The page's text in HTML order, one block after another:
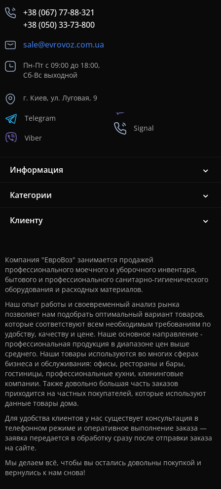
+38 (067) 77-88-321
+38 (050) 33-73-800
sale@evrovoz.com.ua
Пн-Пт с 09:00 до 18:00,
Сб-Вс выходной
г. Киев, ул. Луговая, 9
Telegram
Viber
Signal
Информация
Категории
Клиенту
Компания "ЕвроВоз" занимается продажей
профессионального моечного и уборочного инвентаря,
бытового и профессионального санитарно-гигиенического
оборудования и расходных материалов.
Наш опыт работы и своевременный анализ рынка
позволяет нам подобрать оптимальный вариант товаров,
которые соответствуют всем необходимым требованиям по
удобству, качеству и цене. Наше основное направление -
профессиональная продукция в диапазоне цен выше
среднего. Наши товары используются во многих сферах
бизнеса и обслуживания: офисы, рестораны и бары,
гостиницы, профессиональные кухни, клининговые
компании. Также довольно большая часть заказов
приходится на частных покупателей, которые используют
данные товары дома.
Для удобства клиентов у нас существует консультация в
телефонном режиме и оперативное выполнение заказа —
заявка передается в обработку сразу после отправки заказа
на сайте.
Мы делаем всё, чтобы вы остались довольны покупкой и
вернулись к нам снова!